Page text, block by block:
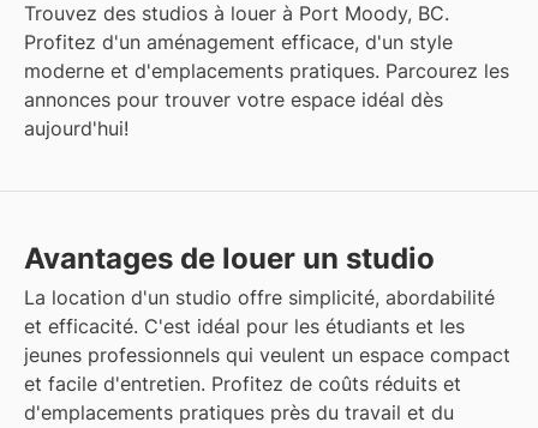
Trouvez des studios à louer à Port Moody, BC.
Profitez d'un aménagement efficace, d'un style
moderne et d'emplacements pratiques. Parcourez les
annonces pour trouver votre espace idéal dès
aujourd'hui!
Avantages de louer un studio
La location d'un studio offre simplicité, abordabilité
et efficacité. C'est idéal pour les étudiants et les
jeunes professionnels qui veulent un espace compact
et facile d'entretien. Profitez de coûts réduits et
d'emplacements pratiques près du travail et du